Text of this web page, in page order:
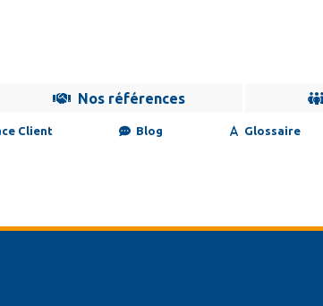
Nos références
Client Blog Glossaire